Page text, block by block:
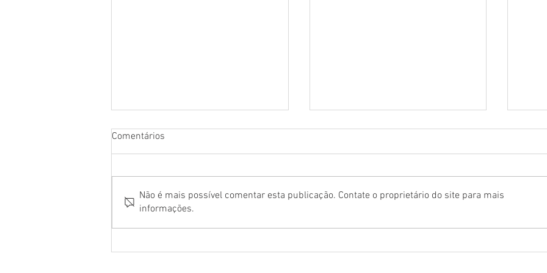
Ludmilla é a primeira atração
Brahma para o Carnaval 2027
Planeta Brasil confirma edição
cadastro para Fã Clube
“Um
o
Comentários
Não é mais possível comentar esta publicação. Contate o proprietário do site para mais
informações.